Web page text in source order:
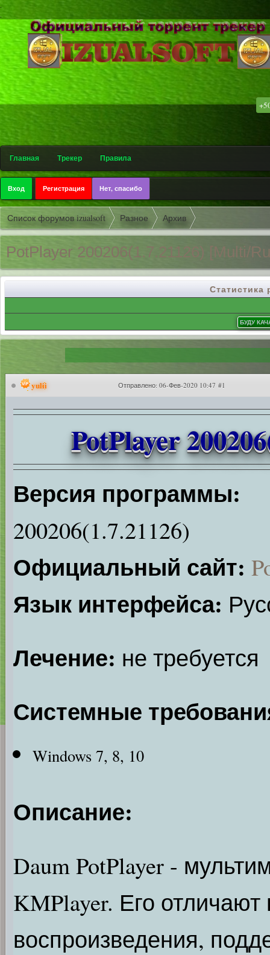
.
.
Главная Трекер Правила
Вход Регистрация Нет, спасибо
Список форумов izualsoft Разное Архив
PotPlayer 200206(1.7.2 1126) [Multi/
Статистика
yulii Отправлено: 06-Фев-2020 10:47 #1
PotPlayer
Версия программы:
200206(1.7.21126)
Официальный сайт:
Язык интерфейса:
Лечение: не требуется
Системные
Windows 7, 8, 10
Описание:
Daum PotPlayer -
KMPlayer. Его
воспроизведения,